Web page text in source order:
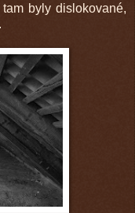
byly dislokované,